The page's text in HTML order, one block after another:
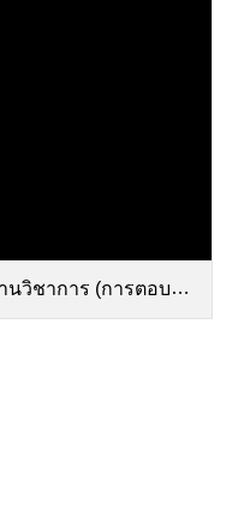
าการ (การตอบกลับ)